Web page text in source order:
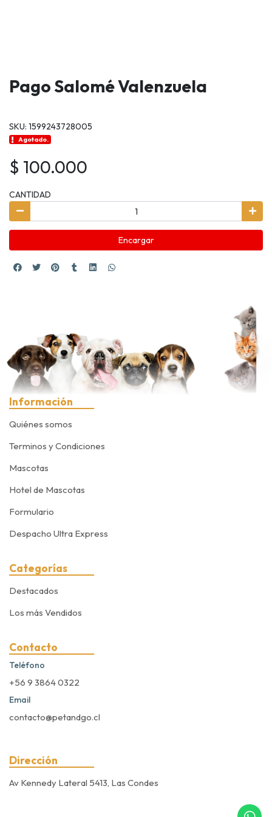
Pago Salomé Valenzuela
SKU: 1599243728005
Agotado.
$ 100.000
CANTIDAD
Encargar
Información
Quiénes somos
Terminos y Condiciones
Mascotas
Hotel de Mascotas
Formulario
Despacho Ultra Express
Categorías
Destacados
Los más Vendidos
Contacto
Teléfono
+56 9 3864 0322
Email
contacto@petandgo.cl
Dirección
Av Kennedy Lateral 5413, Las Condes